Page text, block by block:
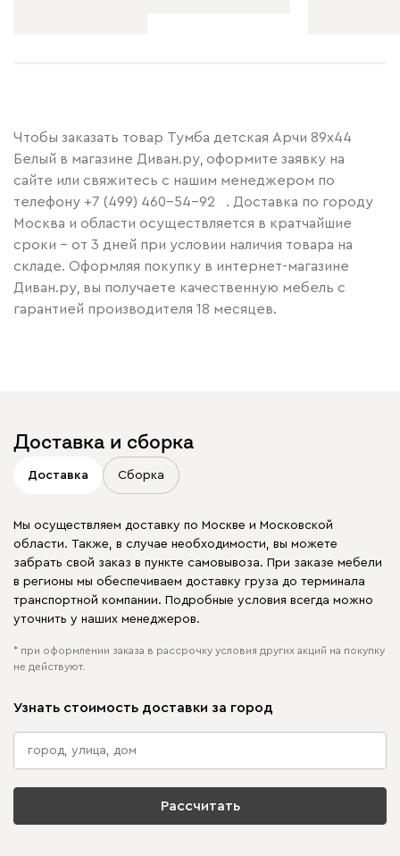
Чтобы заказать товар Тумба детская Арчи 89x44
Белый в магазине Диван.ру, оформите заявку на
сайте или свяжитесь с нашим менеджером по
телефону +7 (499) 460-54-92
. Доставка по городу
Москва и области осуществляется в кратчайшие
сроки – от 3 дней при условии наличия товара на
складе. Оформляя покупку в интернет-магазине
Диван.ру, вы получаете качественную мебель с
гарантией производителя 18 месяцев.
Доставка и сборка
Доставка Сборка
Мы осуществляем доставку по Москве и Московской
области. Также, в случае необходимости, вы можете
забрать свой заказ в пункте самовывоза. При заказе мебели
в регионы мы обеспечиваем доставку груза до терминала
транспортной компании. Подробные условия всегда можно
уточнить у наших менеджеров.
* при оформлении заказа в рассрочку условия других акций на покупку
не действуют.
Узнать стоимость доставки за город
Рассчитать